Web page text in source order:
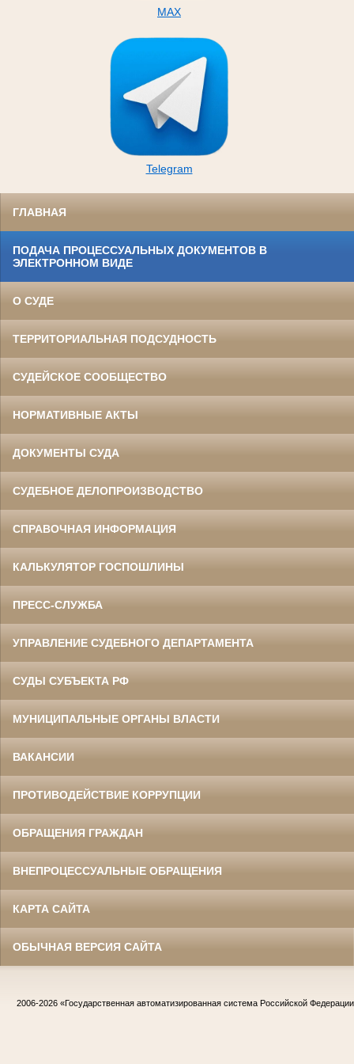
MAX
Telegram
ГЛАВНАЯ
ПОДАЧА ПРОЦЕССУАЛЬНЫХ ДОКУМЕНТОВ В
ЭЛЕКТРОННОМ ВИДЕ
О СУДЕ
ТЕРРИТОРИАЛЬНАЯ ПОДСУДНОСТЬ
СУДЕЙСКОЕ СООБЩЕСТВО
НОРМАТИВНЫЕ АКТЫ
ДОКУМЕНТЫ СУДА
СУДЕБНОЕ ДЕЛОПРОИЗВОДСТВО
СПРАВОЧНАЯ ИНФОРМАЦИЯ
КАЛЬКУЛЯТОР ГОСПОШЛИНЫ
ПРЕСС-СЛУЖБА
УПРАВЛЕНИЕ СУДЕБНОГО ДЕПАРТАМЕНТА
СУДЫ СУБЪЕКТА РФ
МУНИЦИПАЛЬНЫЕ ОРГАНЫ ВЛАСТИ
ВАКАНСИИ
ПРОТИВОДЕЙСТВИЕ КОРРУПЦИИ
ОБРАЩЕНИЯ ГРАЖДАН
ВНЕПРОЦЕССУАЛЬНЫЕ ОБРАЩЕНИЯ
КАРТА САЙТА
ОБЫЧНАЯ ВЕРСИЯ САЙТА
2006-2026 «Государственная автоматизированная система Российской